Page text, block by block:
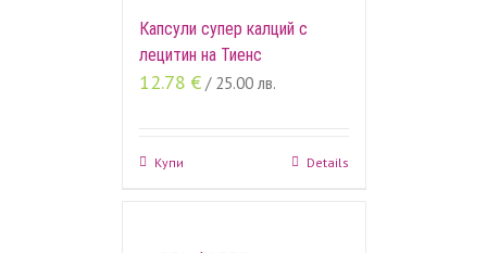
Капсули супер калций с
лецитин на Тиенс
12.78 € / 25.00 лв.
Купи Details